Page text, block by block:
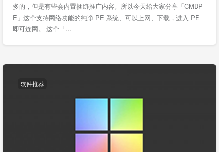
多的，但是有些会内置捆绑推广内容。所以今天给大家分享「CMDP
E」这个支持网络功能的纯净 PE 系统、可以上网、下载，进入 PE
即可连网。 这个「…
软件推荐